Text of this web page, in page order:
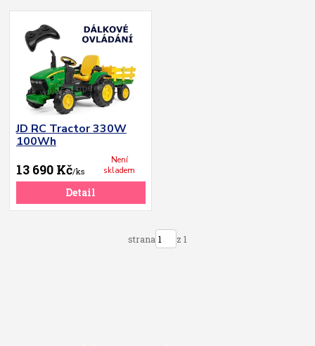
JD RC Tractor 330W
100Wh
13 690 Kč/ks
Není
skladem
Detail
strana z 1